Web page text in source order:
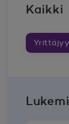
Kaikki